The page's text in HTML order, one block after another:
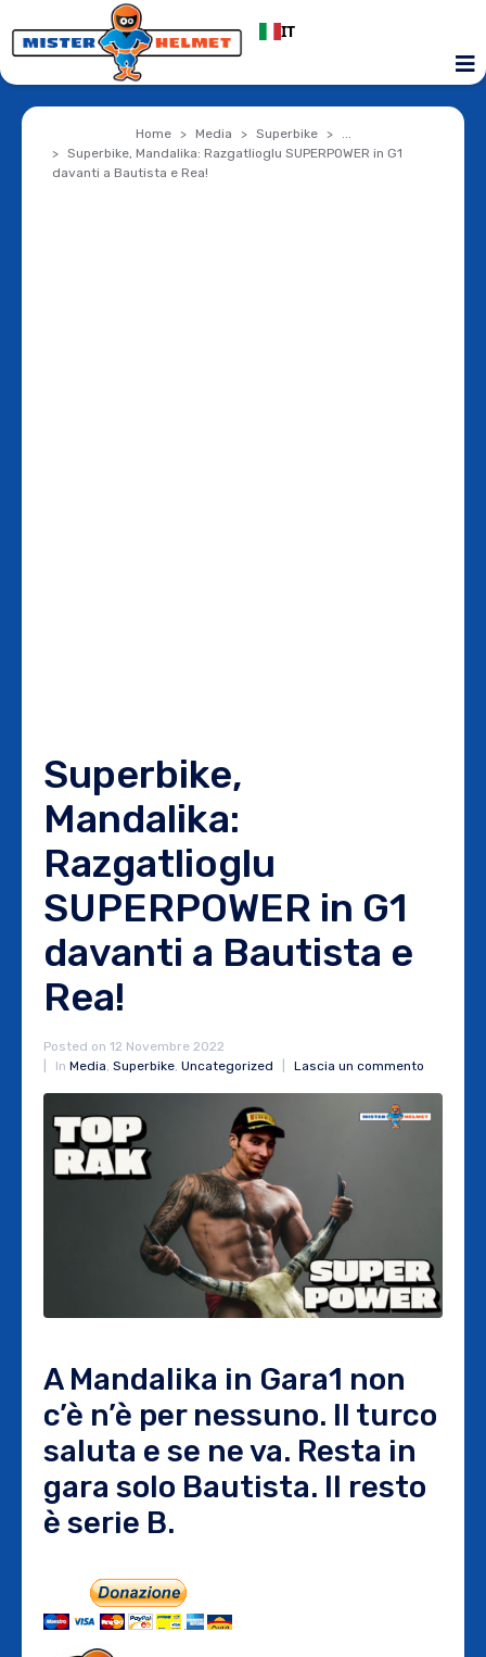
IT
Home Media Superbike
...
Superbike, Mandalika: Razgatlioglu SUPERPOWER in G1
davanti a Bautista e Rea!
Superbike,
Mandalika:
Razgatlioglu
SUPERPOWER in G1
davanti a Bautista e
Rea!
Posted on 12 Novembre 2022
In Media, Superbike, Uncategorized Lascia un commento
A Mandalika in Gara1 non
c’è n’è per nessuno. Il turco
saluta e se ne va. Resta in
gara solo Bautista. Il resto
è serie B.